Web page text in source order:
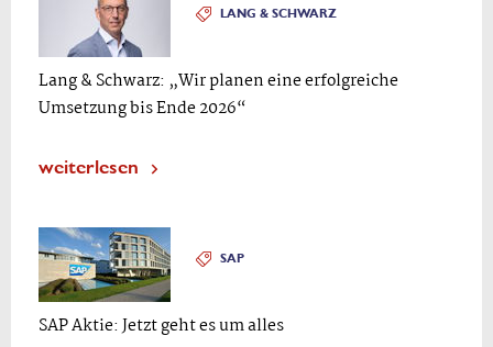
LANG & SCHWARZ
Lang & Schwarz: „Wir planen eine erfolgreiche
Umsetzung bis Ende 2026“
weiterlesen
SAP
SAP Aktie: Jetzt geht es um alles